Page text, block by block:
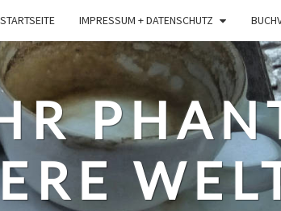
STARTSEITE IMPRESSUM + DATENSCHUTZ